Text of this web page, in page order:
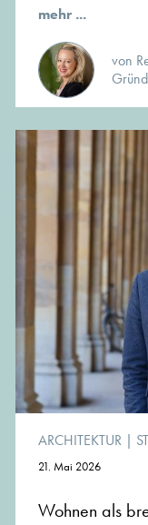
mehr ...
von
ARCHITEKTUR |
21. Mai 2026
Wohnen als